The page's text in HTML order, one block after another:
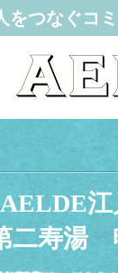
をつなぐコ
AELDE江
二寿湯